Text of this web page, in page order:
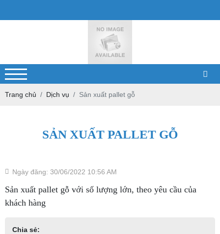
Trang chủ Dịch vụ Sản xuất pallet gỗ
SẢN XUẤT PALLET GỖ
Ngày đăng: 30/06/2022 10:56 AM
Sản xuất pallet gỗ với số lượng lớn, theo yêu cầu của
khách hàng
Chia sẻ: